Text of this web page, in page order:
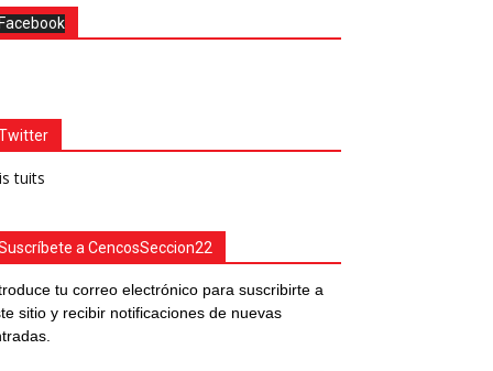
Facebook
tuits
a CencosSeccion22
tu correo electrónico para suscribirte a
sitio y recibir notificaciones de nuevas